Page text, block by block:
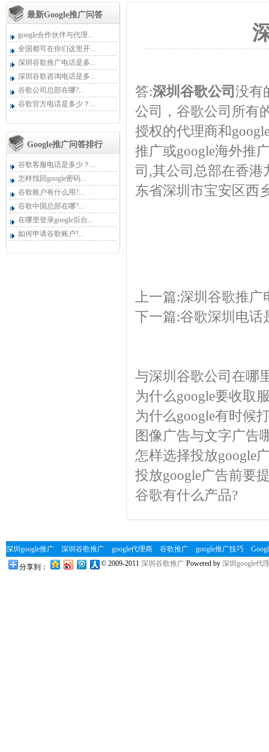
最新google推广问答
google合作伙伴与代理...
全国都可在你们这里开...
深圳谷歌推广电话是多...
深圳谷歌咨询电话是多...
谷歌公司总部在哪?...
谷歌官方电话是多少？...
Google推广问答排行
谷歌客服电话是多少？...
怎样找回google密码...
谷歌账户有什么用?...
谷歌中国总部在哪?...
在哪里登录google后台...
如何申请谷歌账户?...
答:深圳谷歌公司 没有
公司，谷歌公司所有
授权的代理商和
推广或google海外推
司,其公司总部在香港
东省深圳市宝安区西
上一篇:深圳谷歌推广
下一篇:谷歌深圳电话
与深圳谷歌公司在哪
为什么google要收取
为什么google有时候
图像广告与文字广告
怎样选择投放google
投放google广告前要
谷歌有什么产品?
深圳google推广、 深圳谷歌推广、 google代理商、 谷歌推广、 google推广技巧、
© 2009-2011 深圳谷歌推广 Powered by 深圳google代
分享到：